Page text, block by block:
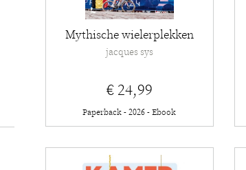
Mythische wielerplekken
jacques sys
€ 24,99
Paperback - 2026 - Ebook